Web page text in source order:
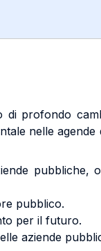
profondo
nelle
pubbliche,
pubblico.
per il futuro.
aziende